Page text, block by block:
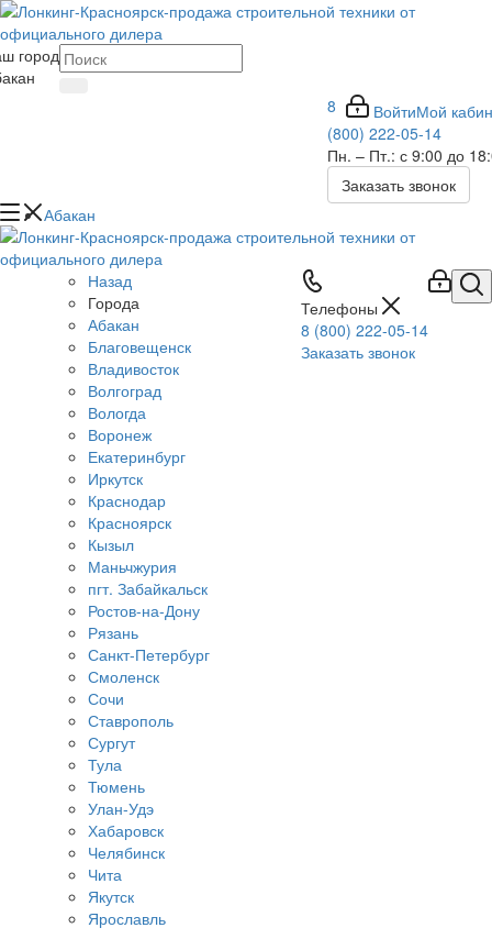
город
ВойтиМой
8
(800) 222-05-14
Пн. – Пт.: с 9:00 до
Заказать звонок
Телефоны
8 (800) 222-05-14
Заказать звонок
Абакан
Назад
Города
Абакан
Благовещенск
Владивосток
Волгоград
Вологда
Воронеж
Екатеринбург
Иркутск
Краснодар
Красноярск
Кызыл
Маньчжурия
пгт. Забайкальск
Ростов-на-Дону
Рязань
Санкт-Петербург
Смоленск
Сочи
Ставрополь
Сургут
Тула
Тюмень
Улан-Удэ
Хабаровск
Челябинск
Чита
Якутск
Ярославль